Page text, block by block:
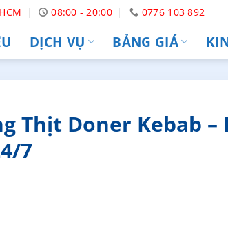
08:00 - 20:00 0776 103 892
DỊCH VỤ BẢNG GIÁ
Thịt Doner Kebab –
7